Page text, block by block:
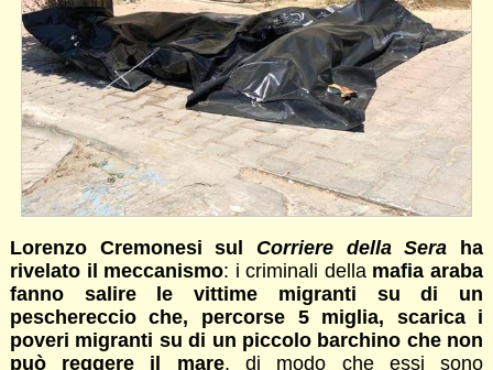
Lorenzo Cremonesi sul Corriere della Sera ha
rivelato il meccanismo: i criminali della mafia araba
fanno salire le vittime migranti su di un
peschereccio che, percorse 5 miglia, scarica i
poveri migranti su di un piccolo barchino che non
può reggere il mare, di modo che essi sono